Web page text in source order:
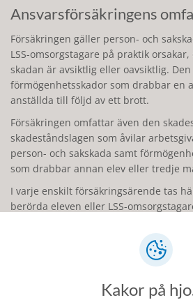
Ansvarsförsäkringens
Försäkringen gäller person- och
LSS-omsorgstagare på praktik
skadan är avsiktlig eller oavsiktlig. Den
förmögenhetsskador som drabbar en
anställda till följd av ett brott.
Försäkringen omfattar även den
skadeståndslagen som åvilar
person- och sakskada samt
som drabbar annan elev eller tredje
I varje enskilt försäkringsärende tas
berörda eleven eller LSS-
överens om. I de fall även
kan ställas till ansvariga för den
ersättningen jämkas eller bortfalla
med hänsyn till omständigheterna.
Kakor på